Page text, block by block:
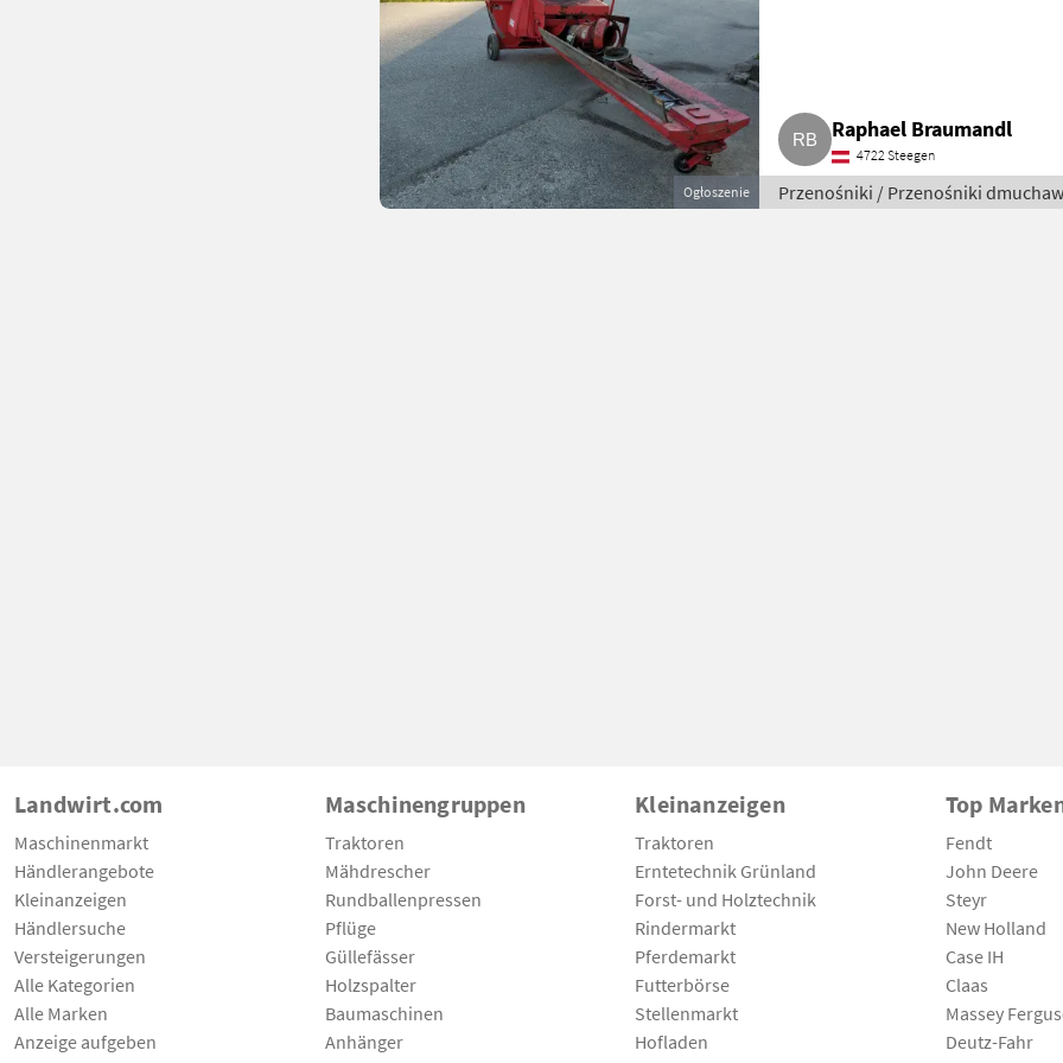
Ogłoszenie
Raphael Braumandl
4722 Steegen
Przenośniki / Przenośniki
Landwirt.com
Maschinenmarkt
Händlerangebote
Kleinanzeigen
Händlersuche
Versteigerungen
Alle Kategorien
Alle Marken
Anzeige aufgeben
Maschinengruppen
Traktoren
Mähdrescher
Rundballenpressen
Pflüge
Güllefässer
Holzspalter
Baumaschinen
Anhänger
Kleinanzeigen
Traktoren
Erntetechnik Grünland
Forst- und Holztechnik
Rindermarkt
Pferdemarkt
Futterbörse
Stellenmarkt
Hofladen
Top
Fendt
John Deere
Steyr
New Holland
Case IH
Claas
Massey
Deutz-Fahr